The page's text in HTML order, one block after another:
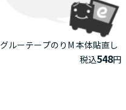
グルーテープのりM 本体貼直し
税込548円